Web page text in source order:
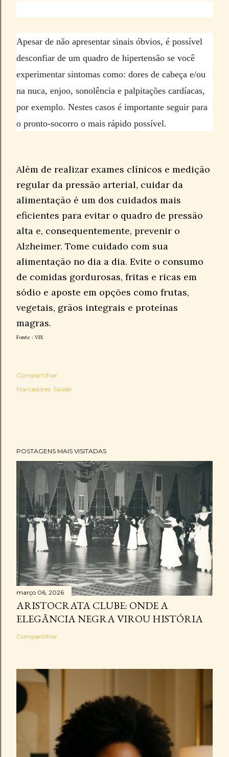
Apesar de não apresentar sinais óbvios, é possível
desconfiar de um quadro de hipertensão se você
experimentar sintomas como: dores de cabeça e/ou
na nuca, enjoo, sonolência e palpitações cardíacas,
por exemplo. Nestes casos é importante seguir para
o pronto-socorro o mais rápido possível.
Além de realizar exames clínicos e medição
regular da pressão arterial, cuidar da
alimentação é um dos cuidados mais
eficientes para evitar o quadro de pressão
alta e, consequentemente, prevenir o
Alzheimer. Tome cuidado com sua
alimentação no dia a dia. Evite o consumo
de comidas gordurosas, fritas e ricas em
sódio e aposte em opções como frutas,
vegetais, grãos integrais e proteínas
magras.
Fonte : VIX
Compartilhar
Marcadores: Saúde
POSTAGENS MAIS VISITADAS
março 06, 2026
ARISTOCRATA CLUBE: ONDE A
ELEGÂNCIA NEGRA VIROU HISTÓRIA
Compartilhar